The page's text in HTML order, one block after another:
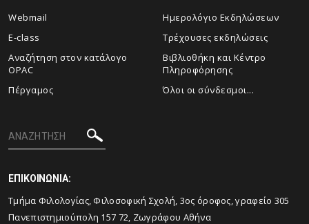
Webmail
E-class
Αναζήτηση στον κατάλογο
OPAC
Πέργαμος
Ημερολόγιο Εκδηλώσεων
Τρέχουσες εκδηλώσεις
Βιβλιοθήκη και Κέντρο
Πληροφόρησης
Όλοι οι σύνδεσμοι...
ΕΠΙΚΟΙΝΩΝΙΑ:
Tμήμα Φιλολογίας, Φιλοσοφική Σχολή, 3ος όροφος, γραφείο 305
Πανεπιστημιούπολη 157 72, Ζωγράφου Αθήνα